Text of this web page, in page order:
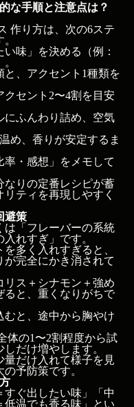
な手順と注意点は？
作り方は、次の6ステ
味」を決める（例：
と、アクセント1種類を
クセント2〜4割を目安
にふんわり詰め、空気
め、香りが安定するま
・感想」をメモして
なりの定番レシピが蓄
ティを再現しやすく
避策
は「フレーバーの系統
れすぎ」です。
多く入れすぎると、
が完全にかき消されて
リス＋シナモン＋強め
ると、重くなりがちで
むと、途中から胸やけ
体の1〜2割程度から試
だけ増やします。
量だけ入れて様子を見
予防策です。
ぐ出したい味」「中
低温でも香る味」とい